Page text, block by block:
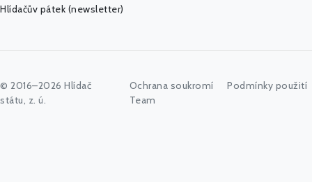
Hlídačův pátek (newsletter)
© 2016–2026 Hlídač
státu, z. ú.
Ochrana soukromí
Podmínky použití
Team